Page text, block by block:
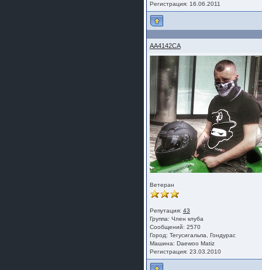
Регистрация: 16.06.2011
AA4142CA
Ветеран
Репутация: 43
Группа: Член клуба
Сообщений: 2570
Город: Тегусигальпа, Гондурас
Машина: Daewoo Matiz
Регистрация: 23.03.2010